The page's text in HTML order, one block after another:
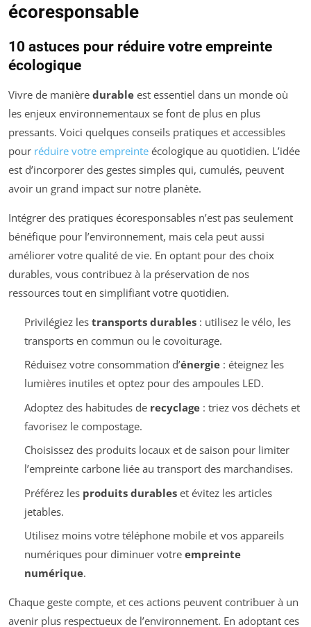
écoresponsable
10 astuces pour réduire votre empreinte
écologique
Vivre de manière durable est essentiel dans un monde où
les enjeux environnementaux se font de plus en plus
pressants. Voici quelques conseils pratiques et accessibles
pour réduire votre empreinte écologique au quotidien. L’idée
est d’incorporer des gestes simples qui, cumulés, peuvent
avoir un grand impact sur notre planète.
Intégrer des pratiques écoresponsables n’est pas seulement
bénéfique pour l’environnement, mais cela peut aussi
améliorer votre qualité de vie. En optant pour des choix
durables, vous contribuez à la préservation de nos
ressources tout en simplifiant votre quotidien.
Privilégiez les transports durables: utilisez le vélo, les
transports en commun ou le covoiturage.
Réduisez votre consommation d’énergie: éteignez les
lumières inutiles et optez pour des ampoules LED.
Adoptez des habitudes de recyclage: triez vos déchets et
favorisez le compostage.
Choisissez des produits locaux et de saison pour limiter
l’empreinte carbone liée au transport des marchandises.
Préférez les produits durableset évitez les articles
jetables.
Utilisez moins votre téléphone mobile et vos appareils
numériques pour diminuer votre empreinte
numérique.
Chaque geste compte, et ces actions peuvent contribuer à un
avenir plus respectueux de l’environnement. En adoptant ces